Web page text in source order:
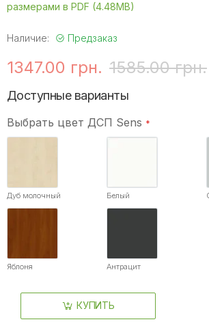
размерами в PDF (4.48MB)
Наличие: Предзаказ
1347.00 грн. 1585.00 грн.
Доступные варианты
Выбрать цвет ДСП Sens
Дуб молочный Белый
Яблоня Антрацит
КУПИТЬ